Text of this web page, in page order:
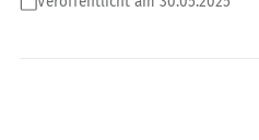
Foto: Detlev